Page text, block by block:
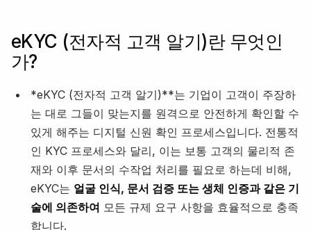
eKYC (전자적 고객 알기)란 무엇인
가?
*eKYC (전자적 고객 알기)**는 기업이 고객이 주장하
는 대로 그들이 맞는지를 원격으로 안전하게 확인할 수
있게 해주는 디지털 신원 확인 프로세스입니다. 전통적
인 KYC 프로세스와 달리, 이는 보통 고객의 물리적 존
재와 이후 문서의 수작업 처리를 필요로 하는데 비해,
eKYC는 얼굴 인식, 문서 검증 또는 생체 인증과 같은 기
술에 의존하여 모든 규제 요구 사항을 효율적으로 충족
합니다.